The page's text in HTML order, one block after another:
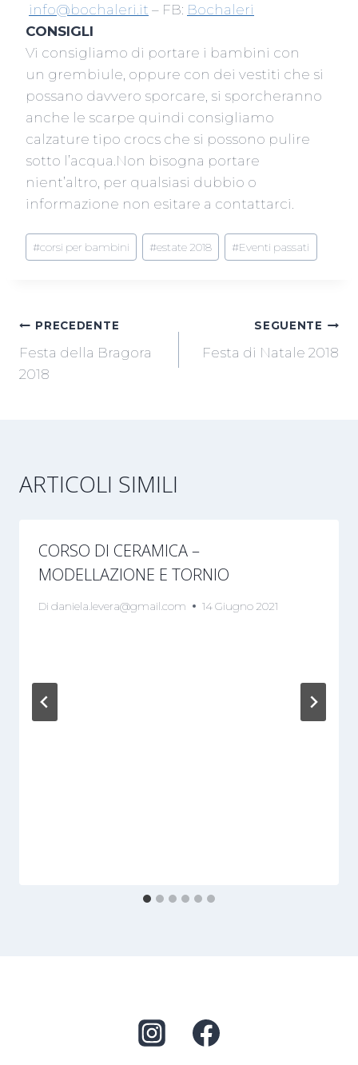
info@bochaleri.it – FB: Bochaleri
CONSIGLI
Vi consigliamo di portare i bambini con
un grembiule, oppure con dei vestiti che si
possano davvero sporcare, si sporcheranno
anche le scarpe quindi consigliamo
calzature tipo crocs che si possono pulire
sotto l’acqua.Non bisogna portare
nient’altro, per qualsiasi dubbio o
informazione non esitare a contattarci.
Tag
articolo:
#corsi per bambini #estate 2018 #Eventi passati
NAVIGAZIONE
ARTICOLI
PRECEDENTE
Festa della Bragora
2018
SEGUENTE
Festa di Natale 2018
ARTICOLI SIMILI
CORSO DI CERAMICA –
MODELLAZIONE E TORNIO
Di daniela.levera@gmail.com 14 Giugno 2021